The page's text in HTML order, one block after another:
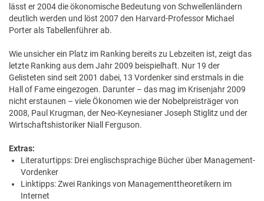
lässt er 2004 die ökonomische Bedeutung von Schwellenländern
deutlich werden und löst 2007 den Harvard-Professor Michael
Porter als Tabellenführer ab.
Wie unsicher ein Platz im Ranking bereits zu Lebzeiten ist, zeigt das
letzte Ranking aus dem Jahr 2009 beispielhaft. Nur 19 der
Gelisteten sind seit 2001 dabei, 13 Vordenker sind erstmals in die
Hall of Fame eingezogen. Darunter – das mag im Krisenjahr 2009
nicht erstaunen – viele Ökonomen wie der Nobelpreisträger von
2008, Paul Krugman, der Neo-Keynesianer Joseph Stiglitz und der
Wirtschaftshistoriker Niall Ferguson.
Extras:
Literaturtipps: Drei englischsprachige Bücher über Management-
Vordenker
Linktipps: Zwei Rankings von Managementtheoretikern im
Internet